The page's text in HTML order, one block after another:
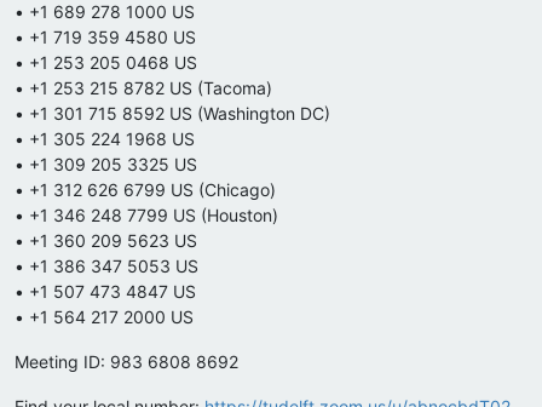
• +1 689 278 1000 US
• +1 719 359 4580 US
• +1 253 205 0468 US
• +1 253 215 8782 US (Tacoma)
• +1 301 715 8592 US (Washington DC)
• +1 305 224 1968 US
• +1 309 205 3325 US
• +1 312 626 6799 US (Chicago)
• +1 346 248 7799 US (Houston)
• +1 360 209 5623 US
• +1 386 347 5053 US
• +1 507 473 4847 US
• +1 564 217 2000 US
Meeting ID: 983 6808 8692